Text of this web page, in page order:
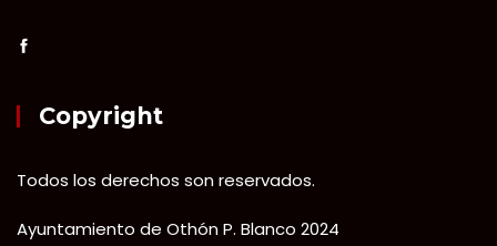
Copyright
Todos los derechos son reservados.
Ayuntamiento de Othón P. Blanco 2024